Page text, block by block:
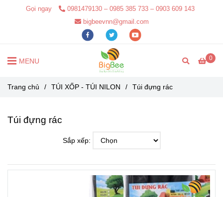
Gọi ngay
0981479130 – 0985 385 733 – 0903 609 143
bigbeevnn@gmail.com
0
MENU
Trang chủ / TÚI XỐP - TÚI NILON / Túi đựng rác
Túi đựng rác
Sắp xếp: